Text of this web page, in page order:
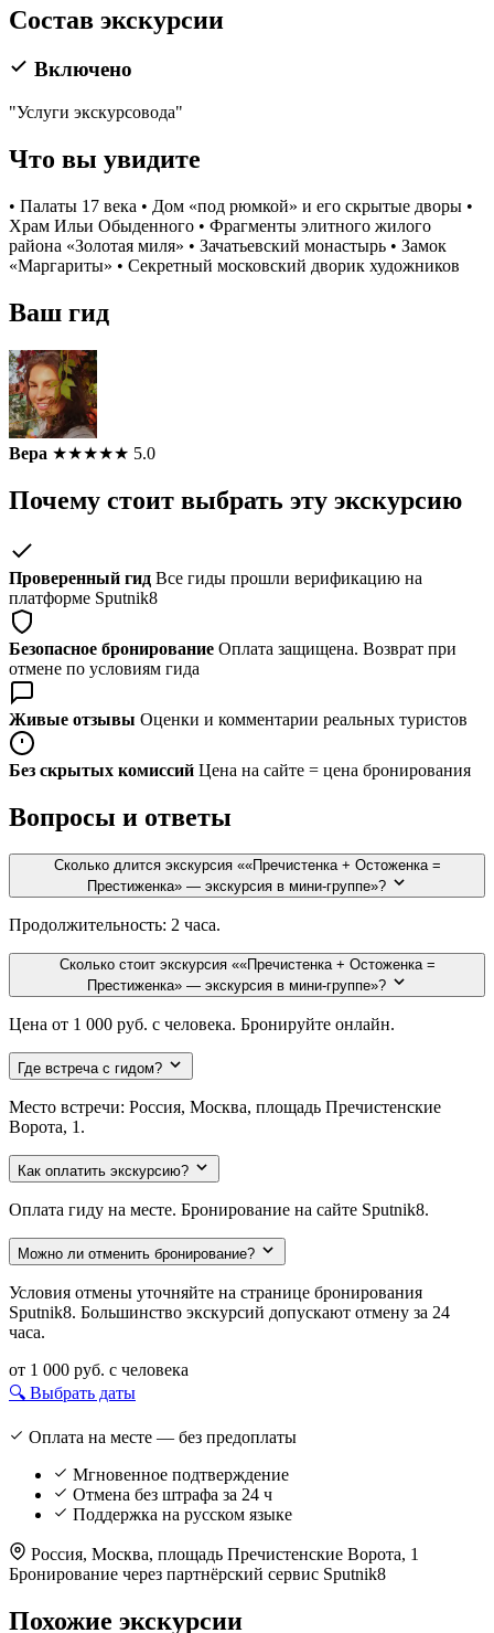
Состав экскурсии
Включено
"Услуги экскурсовода"
Что вы увидите
• Палаты 17 века • Дом «под рюмкой» и его скрытые дворы •
Храм Ильи Обыденного • Фрагменты элитного жилого
района «Золотая миля» • Зачатьевский монастырь • Замок
«Маргариты» • Секретный московский дворик художников
Ваш гид
Вера ★★★★★ 5.0
Почему стоит выбрать эту экскурсию
Проверенный гид Все гиды прошли верификацию на
платформе Sputnik8
Безопасное бронирование Оплата защищена. Возврат при
отмене по условиям гида
Живые отзывы Оценки и комментарии реальных туристов
Без скрытых комиссий Цена на сайте = цена бронирования
Вопросы и ответы
Сколько длится экскурсия ««Пречистенка + Остоженка =
Престиженка» — экскурсия в мини-группе»?
Продолжительность: 2 часа.
Сколько стоит экскурсия ««Пречистенка + Остоженка =
Престиженка» — экскурсия в мини-группе»?
Цена от 1 000 руб. с человека. Бронируйте онлайн.
Где встреча с гидом?
Место встречи: Россия, Москва, площадь Пречистенские
Ворота, 1.
Как оплатить экскурсию?
Оплата гиду на месте. Бронирование на сайте Sputnik8.
Можно ли отменить бронирование?
Условия отмены уточняйте на странице бронирования
Sputnik8. Большинство экскурсий допускают отмену за 24
часа.
от 1 000 руб. с человека
🔍 Выбрать даты
Оплата на месте — без предоплаты
Мгновенное подтверждение
Отмена без штрафа за 24 ч
Поддержка на русском языке
Россия, Москва, площадь Пречистенские Ворота, 1
Бронирование через партнёрский сервис Sputnik8
Похожие экскурсии